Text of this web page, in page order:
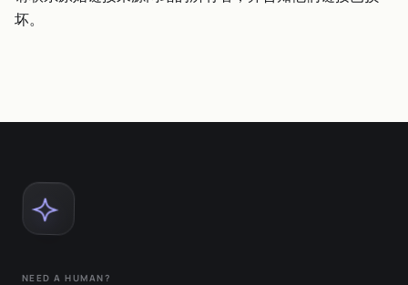
坏。
NEED A HUMAN?